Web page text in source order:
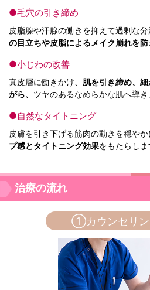
●毛穴の引き締め
皮脂腺や汗腺の働きを抑えて過剰な分
の目立ちや皮脂によるメイク崩れを防
●小じわの改善
真皮層に働きかけ、 肌を引き締め、
がら、 ツヤのあるなめらかな肌へ導き
●自然なタイトニング
皮膚を引き下げる筋肉の動きを穏やか
プ感とタイトニング効果をもたらしま
治療の流れ
①カウンセリン